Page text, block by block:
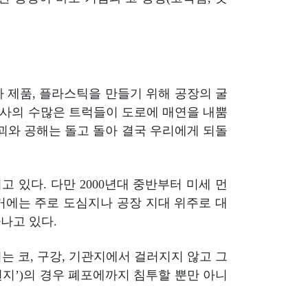
품, 플라스틱을 만들기 위해 공장의 굴
의 수많은 트럭들이 도로에 매연을 내뿜
공해는 돌고 돌아 결국 우리에게 되돌
있다. 다만 2000년대 중반부터 미세 먼
는 주로 도심지나 공장 지대 위주로 대
고 있다.
코, 구강, 기관지에서 걸러지지 않고 그
’)의 경우 폐포에까지 침투할 뿐만 아니